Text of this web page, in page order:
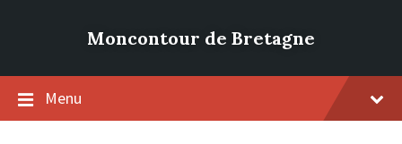
Moncontour de Bretagne
Menu